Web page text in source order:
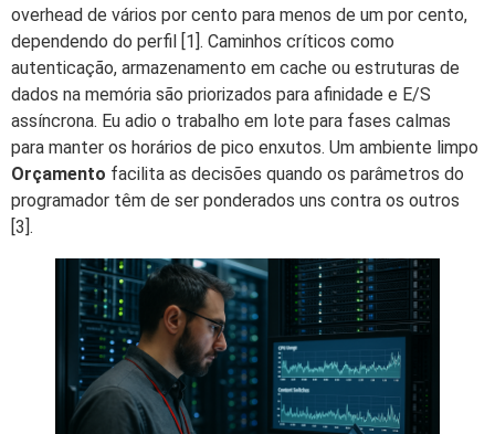
overhead de vários por cento para menos de um por cento,
dependendo do perfil [1]. Caminhos críticos como
autenticação, armazenamento em cache ou estruturas de
dados na memória são priorizados para afinidade e E/S
assíncrona. Eu adio o trabalho em lote para fases calmas
para manter os horários de pico enxutos. Um ambiente limpo
Orçamento facilita as decisões quando os parâmetros do
programador têm de ser ponderados uns contra os outros
[3].